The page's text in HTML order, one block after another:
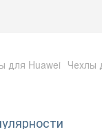
для Huawei Чехлы